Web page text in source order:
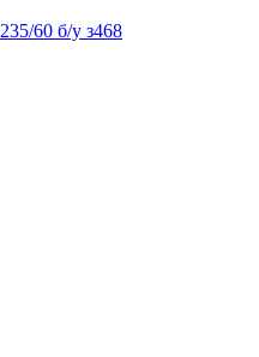
60 б/у з468